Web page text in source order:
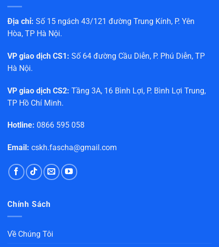
Địa chỉ: Số 15 ngách 43/121 đường Trung Kính, P. Yên
Hòa, TP Hà Nội.
VP giao dịch CS1: Số 64 đường Cầu Diễn, P. Phú Diễn, TP
Hà Nội.
VP giao dịch CS2: Tầng 3A, 16 Bình Lợi, P. Bình Lợi Trung,
TP Hồ Chí Minh.
Hotline: 0866 595 058
Email: cskh.fascha@gmail.com
Chính Sách
Về Chúng Tôi